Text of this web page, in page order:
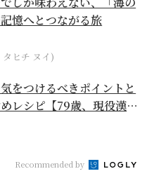
憶へとつながる旅
タヒチ ヌイ)
をつけるべきポイントと
レシピ【79歳、現役漢方
Recommended by